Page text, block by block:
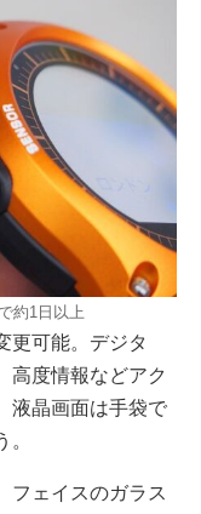
約1日以上
更可能。デジタ
高度情報などアク
液晶画面は手袋で
フェイスのガラス